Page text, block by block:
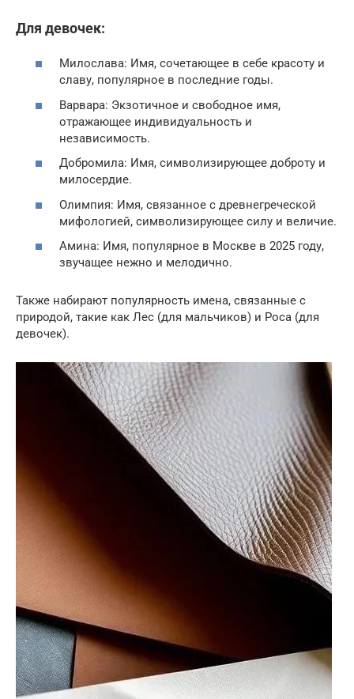
Для девочек:
Милослава: Имя, сочетающее в себе красоту и
славу, популярное в последние годы.
Варвара: Экзотичное и свободное имя,
отражающее индивидуальность и
независимость.
Добромила: Имя, символизирующее доброту и
милосердие.
Олимпия: Имя, связанное с древнегреческой
мифологией, символизирующее силу и величие.
Амина: Имя, популярное в Москве в 2025 году,
звучащее нежно и мелодично.
Также набирают популярность имена, связанные с
природой, такие как Лес (для мальчиков) и Роса (для
девочек).